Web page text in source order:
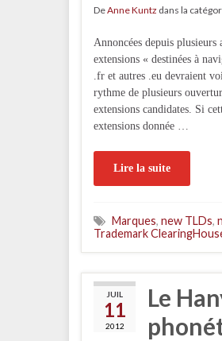
DeAnne Kuntz dans la
Annoncées depuis
extensions « destinées à
.fr et autres .eu devraient
rythme de plusieurs
extensions candidates. Si
extensions donnée …
Lire la suite
Marques, new TLDs,
Trademark
JUIL
11
2012
Le